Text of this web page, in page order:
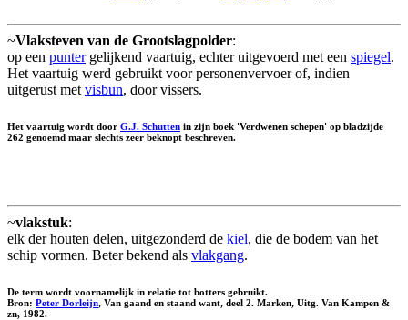
~Vlaksteven van de Grootslagpolder:
op een puntergelijkend vaartuig, echter uitgevoerd met een spiegel.
Het vaartuig werd gebruikt voor personenvervoer of, indien
uitgerust met visbun, door vissers.
Het vaartuig wordt door G.J. Schutten in zijn boek 'Verdwenen schepen' op bladzijde
262 genoemd maar slechts zeer beknopt beschreven.
~vlakstuk:
elk der houten delen, uitgezonderd de kiel, die de bodem van het
schip vormen. Beter bekend als vlakgang.
De term wordt voornamelijk in relatie tot botters gebruikt.
Bron: Peter Dorleijn, Van gaand en staand want, deel 2. Marken, Uitg. Van Kampen &
zn, 1982.